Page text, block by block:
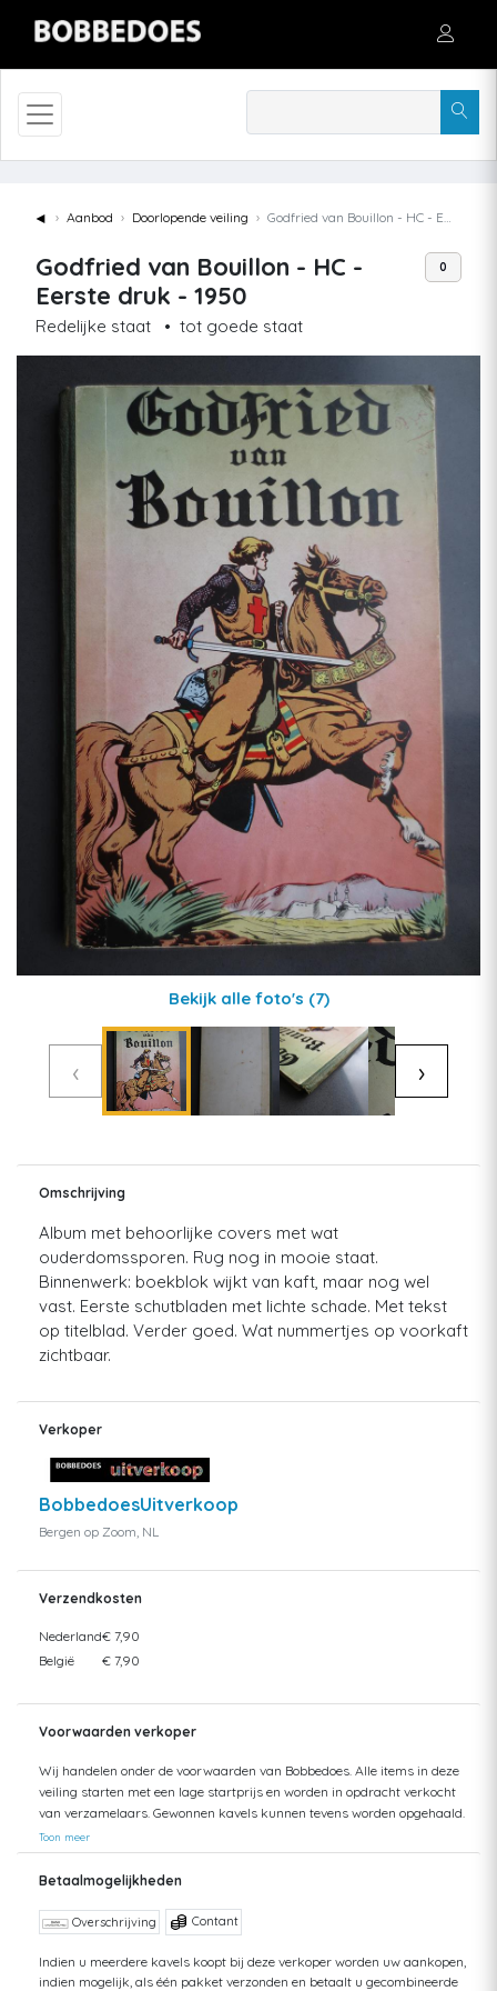
◄ Aanbod Doorlopende veiling Godfried van Bouillon - HC - Eerste druk - 1950
Godfried van Bouillon - HC -
Eerste druk - 1950
Redelijke staat • tot goede staat
0
Bekijk alle foto's (7)
‹ ›
Omschrijving
Album met behoorlijke covers met wat
ouderdomssporen. Rug nog in mooie staat.
Binnenwerk: boekblok wijkt van kaft, maar nog wel
vast. Eerste schutbladen met lichte schade. Met tekst
op titelblad. Verder goed. Wat nummertjes op voorkaft
zichtbaar.
Verkoper
BobbedoesUitverkoop
Bergen op Zoom, NL
Verzendkosten
Nederland€ 7,90
België
€ 7,90
Voorwaarden verkoper
Wij handelen onder de voorwaarden van Bobbedoes. Alle items in deze
veiling starten met een lage startprijs en worden in opdracht verkocht
van verzamelaars. Gewonnen kavels kunnen tevens worden opgehaald.
Uw aankopen worden gecombineerd verzonden om hoge verzendkosten
te kunnen beperken. Zendingen worden gedaan vanuit zowel België als
Nederland. Bij verzending van bedragen hoger dan €75 wordt een
hoger uitvallen dan het getoonde tarief aangezien de uiteindelijke
verkoopprijs niet altijd bekend is. Bij een aangetekende zending bent u
verzekerd tegen schade of verlies van uw zending. Bij een standaard
zending kan ik geen terugbetaling doen van uw aankoop bij verlies of
Toon meer
Betaalmogelijkheden
Overschrijving Contant
Indien u meerdere kavels koopt bij deze verkoper worden uw aankopen,
indien mogelijk, als één pakket verzonden en betaalt u gecombineerde